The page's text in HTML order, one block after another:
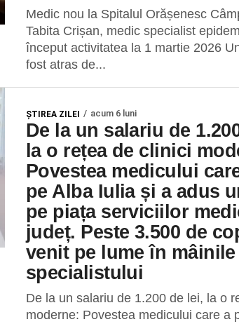
Medic nou la Spitalul Orășenesc
Tabita Crișan, medic specialist
început activitatea la 1 martie 2026
fost atras de...
ŞTIREA ZILEI acum 6 luni
De la un salariu de
la o rețea de clinici
Povestea medicului
pe Alba Iulia și a adus
pe piața serviciilor
județ. Peste 3.500 de
venit pe lume în mâinile
specialistului
De la un salariu de 1.200 de lei, la o
moderne: Povestea medicului care a